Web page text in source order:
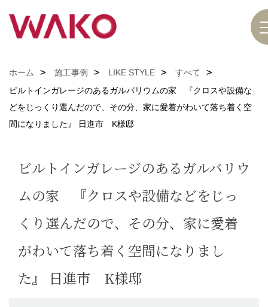
ホーム 施工事例 LIKE STYLE
すべて
ビルトインガレージのあるガルバリウムの家 『クロスや設備な
どをじっくり選んだので、その分、家に愛着がわいて落ち着く空
間になりました』 日進市 K様邸
ビルトインガレージのあるガルバリウ
ムの家 『クロスや設備などをじっ
くり選んだので、その分、家に愛着
がわいて落ち着く空間になりまし
た』 日進市 K様邸